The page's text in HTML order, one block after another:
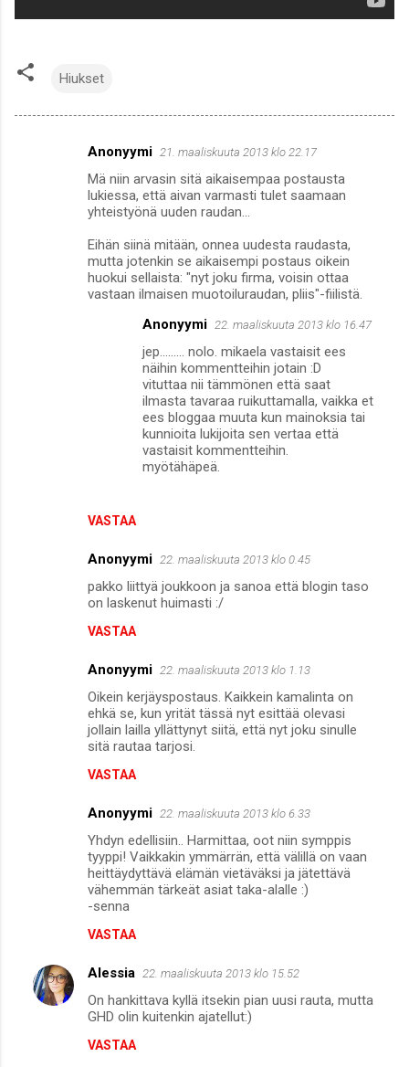
Hiukset
Anonyymi 21. maaliskuuta 2013 klo 22.17
Mä niin arvasin sitä aikaisempaa postausta
lukiessa, että aivan varmasti tulet saamaan
yhteistyönä uuden raudan...
Eihän siinä mitään, onnea uudesta raudasta,
mutta jotenkin se aikaisempi postaus oikein
huokui sellaista: "nyt joku firma, voisin ottaa
vastaan ilmaisen muotoiluraudan, pliis"-fiilistä.
VASTAA
Anonyymi 22. maaliskuuta 2013 klo 16.47
jep......... nolo. mikaela vastaisit ees
näihin kommentteihin jotain :D
vituttaa nii tämmönen että saat
ilmasta tavaraa ruikuttamalla, vaikka et
ees bloggaa muuta kun mainoksia tai
kunnioita lukijoita sen vertaa että
vastaisit kommentteihin.
myötähäpeä.
Anonyymi 22. maaliskuuta 2013 klo 0.45
pakko liittyä joukkoon ja sanoa että blogin taso
on laskenut huimasti :/
VASTAA
Anonyymi 22. maaliskuuta 2013 klo 1.13
Oikein kerjäyspostaus. Kaikkein kamalinta on
ehkä se, kun yrität tässä nyt esittää olevasi
jollain lailla yllättynyt siitä, että nyt joku sinulle
sitä rautaa tarjosi.
VASTAA
Anonyymi 22. maaliskuuta 2013 klo 6.33
Yhdyn edellisiin.. Harmittaa, oot niin symppis
tyyppi! Vaikkakin ymmärrän, että välillä on vaan
heittäydyttävä elämän vietäväksi ja jätettävä
vähemmän tärkeät asiat taka-alalle :)
-senna
VASTAA
Alessia 22. maaliskuuta 2013 klo 15.52
On hankittava kyllä itsekin pian uusi rauta, mutta
GHD olin kuitenkin ajatellut:)
VASTAA